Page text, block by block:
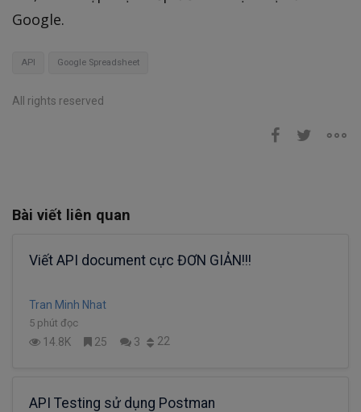
Google.
API Google Spreadsheet
All rights reserved
Bài viết liên quan
Viết API document cực ĐƠN GIẢN!!!
Tran Minh Nhat
5 phút đọc
14.8K 25 3 22
API Testing sử dụng Postman